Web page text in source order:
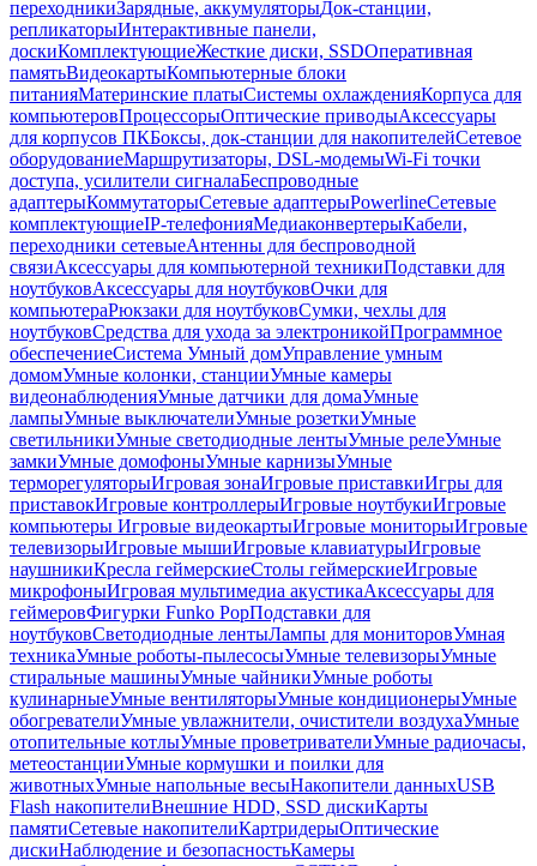
переходникиЗарядные, аккумуляторыДок-станции,
репликаторыИнтерактивные панели,
доскиКомплектующиеЖесткие диски, SSDОперативная
памятьВидеокартыКомпьютерные блоки
питанияМатеринские платыСистемы охлажденияКорпуса для
компьютеровПроцессорыОптические приводыАксессуары
для корпусов ПКБоксы, док-станции для накопителейСетевое
оборудованиеМаршрутизаторы, DSL-модемыWi-Fi точки
доступа, усилители сигналаБеспроводные
адаптерыКоммутаторыСетевые адаптерыPowerlineСетевые
комплектующиеIP-телефонияМедиаконвертерыКабели,
переходники сетевыеАнтенны для беспроводной
связиАксессуары для компьютерной техникиПодставки для
ноутбуковАксессуары для ноутбуковОчки для
компьютераРюкзаки для ноутбуковСумки, чехлы для
ноутбуковСредства для ухода за электроникойПрограммное
обеспечениеСистема Умный домУправление умным
домомУмные колонки, станцииУмные камеры
видеонаблюденияУмные датчики для домаУмные
лампыУмные выключателиУмные розеткиУмные
светильникиУмные светодиодные лентыУмные релеУмные
замкиУмные домофоныУмные карнизыУмные
терморегуляторыИгровая зонаИгровые приставкиИгры для
приставокИгровые контроллерыИгровые ноутбукиИгровые
компьютеры Игровые видеокартыИгровые мониторыИгровые
телевизорыИгровые мышиИгровые клавиатурыИгровые
наушникиКресла геймерскиеСтолы геймерскиеИгровые
микрофоныИгровая мультимедиа акустикаАксессуары для
геймеровФигурки Funko PopПодставки для
ноутбуковСветодиодные лентыЛампы для мониторовУмная
техникаУмные роботы-пылесосыУмные телевизорыУмные
стиральные машиныУмные чайникиУмные роботы
кулинарныеУмные вентиляторыУмные кондиционерыУмные
обогревателиУмные увлажнители, очистители воздухаУмные
отопительные котлыУмные проветривателиУмные радиочасы,
метеостанцииУмные кормушки и поилки для
животныхУмные напольные весыНакопители данныхUSB
Flash накопителиВнешние HDD, SSD дискиКарты
памятиСетевые накопителиКартридерыОптические
дискиНаблюдение и безопасностьКамеры